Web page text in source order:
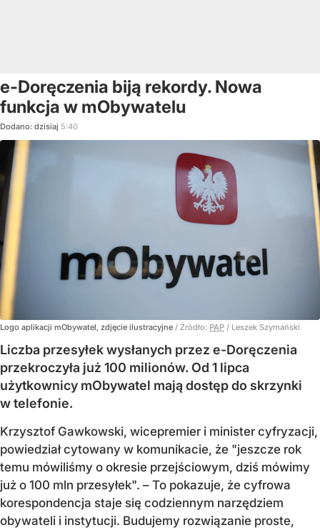
e-Doręczenia biją rekordy. Nowa
funkcja w mObywatelu
Dodano: dzisiaj 5:40
Logo aplikacji mObywatel, zdjęcie ilustracyjne / Źródło: PAP / Leszek Szymański
Liczba przesyłek wysłanych przez e-Doręczenia
przekroczyła już 100 milionów. Od 1 lipca
użytkownicy mObywatel mają dostęp do skrzynki
w telefonie.
Krzysztof Gawkowski, wicepremier i minister cyfryzacji,
powiedział cytowany w komunikacie, że "jeszcze rok
temu mówiliśmy o okresie przejściowym, dziś mówimy
już o 100 mln przesyłek". – To pokazuje, że cyfrowa
korespondencja staje się codziennym narzędziem
obywateli i instytucji. Budujemy rozwiązanie proste,